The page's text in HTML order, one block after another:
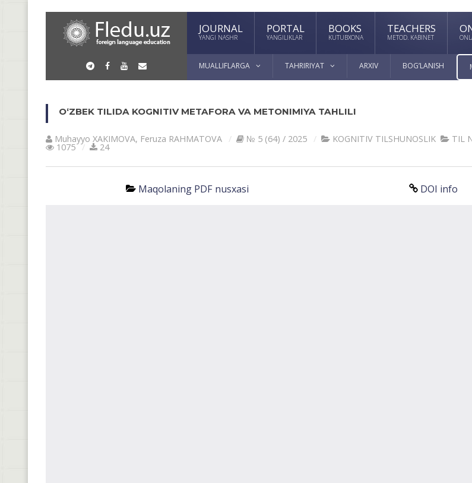
JOURNAL
YANGI NASHR
PORTAL
YANGILIKLAR
BOOKS
KUTUBXONA
TEACHERS
METOD. KABINET
MUALLIFLARGA TAHRIRIYAT ARXIV BOG’LANISH
O‘ZBEK TILIDA KOGNITIV METAFORA VA METONIMIYA TAHLILI
Muhayyo XAKIMOVA, Feruza RAHMATOVA № 5 (64) / 2025 KOGNITIV TILSHUNOSLIK TIL
1075 24
Maqolaning PDF nusxasi DOI info